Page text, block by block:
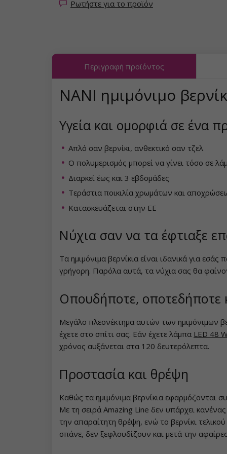
Συλλογή Fallen Leaves
Συλλογή Tropical Fiesta
Συλλογή Charm Lady
Συλλογή Pearl Glaze
Συλλογή Shiny Star
Συλλογή Wild West
Συλλογή Summer Daze
Συλλογή Barbie Girl
Συλλογή Easter Egg
Συλλογή Lovely Kiss
Συλλογή Magic Winter
Συλλογή Rainbow Tones
Συλλογή Beach Party
Συλλογή Pure Elegance
Συλλογή Pastel Candy
Συλλογή New York City
Συλλογή Army Lady
Συλλογή Just Romance
Συλλογή West Coast
Συλλογή Autumn Kiss
Συλλογή Forest Dream
Συλλογή Natural Beauty
Συλλογή Party Animal
Συλλογή Glitter Flash
NANI ημιμόνιμα βερνίκια Simply
Pure
Συλλογή Brownie
Συλλογή Time to Shine
Συλλογή Garden of Serenity
NeoNail ημιμόνιμα βερνίκια
Nail Art
Βερνίκια νυχιών
Χρωματιστά βερνίκια
Βερνίκια νυχιών - Classic
Βερνίκια νυχιών - Super Shine
Παιδικά βερνίκια νυχιών
Διακοσμητικά βερνίκια
UV gel
Χρωματιστά UV gel
NANI UV gel Professional
UV gel Top Coat
Ακρυλικό σύστημα
Acrygel
Πολυακρυλικά
Ρωτήστε για το προϊόν
Περιγραφή προϊόντος
NANI ημιμόνιμο
Υγεία και ομορφιά σε ένα
Απλό σαν βερνίκι, ανθεκτικό σαν τζελ
Ο πολυμερισμός μπορεί να γίνει τόσο σε
Διαρκεί έως και 3 εβδομάδες
Τεράστια ποικιλία χρωμάτων και
Κατασκευάζεται στην ΕΕ
Νύχια σαν να τα έφτιαξε
Τα ημιμόνιμα βερνίκια είναι ιδανικά για
γρήγορη. Παρόλα αυτά, τα νύχια σας θα
Οπουδήποτε, οποτεδήποτε
Μεγάλο πλεονέκτημα αυτών των ημιμόνιμων
έχετε στο σπίτι σας. Εάν έχετε λάμπα LED 48
χρόνος αυξάνεται στα 120 δευτερόλεπτα.
Προστασία και θρέψη
Καθώς τα ημιμόνιμα βερνίκια εφαρμόζονται
Με τη σειρά Amazing Line δεν υπάρχει
την απαραίτητη θρέψη, ενώ το βερνίκι
σπάνε, δεν ξεφλουδίζουν και μετά την